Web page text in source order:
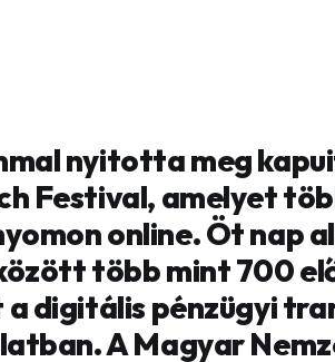
nyitotta meg
Festival, amelyet
online. Öt nap
több mint 700
digitális pénzügyi
A Magyar